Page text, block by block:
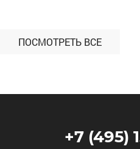
ПОСМОТРЕТЬ ВСЕ
+7 (495)